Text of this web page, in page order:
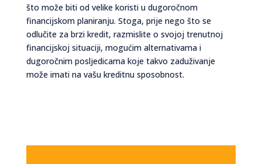
što može biti od velike koristi u dugoročnom
financijskom planiranju. Stoga, prije nego što se
odlučite za brzi kredit, razmislite o svojoj trenutnoj
financijskoj situaciji, mogućim alternativama i
dugoročnim posljedicama koje takvo zaduživanje
može imati na vašu kreditnu sposobnost.